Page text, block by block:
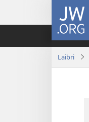
JW.ORG
Laibri